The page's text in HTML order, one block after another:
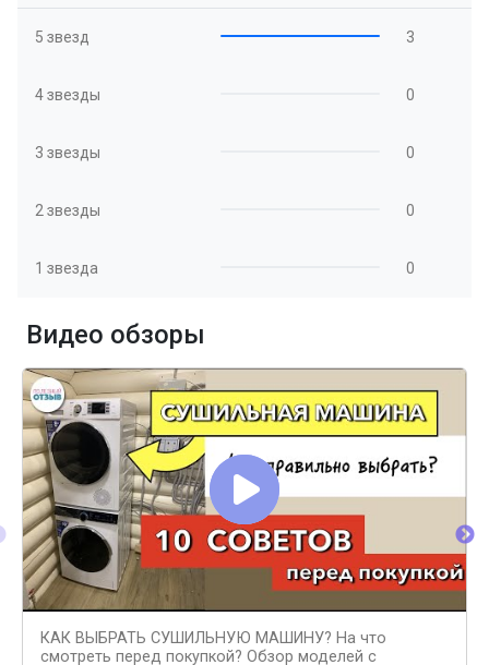
5 звезд 3
4 звезды 0
3 звезды 0
2 звезды 0
1 звезда 0
Видео обзоры
КАК ВЫБРАТЬ СУШИЛЬНУЮ МАШИНУ? На что
смотреть перед покупкой? Обзор моделей с